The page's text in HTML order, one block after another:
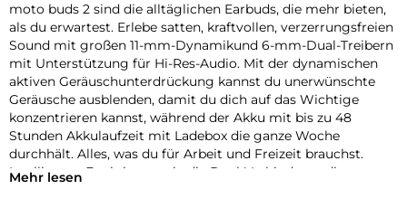
moto buds 2 sind die alltäglichen Earbuds, die mehr bieten,
als du erwartest. Erlebe satten, kraftvollen, verzerrungsfreien
Sound mit großen 11-mm-Dynamikund 6-mm-Dual-Treibern
mit Unterstützung für Hi-Res-Audio. Mit der dynamischen
aktiven Geräuschunterdrückung kannst du unerwünschte
Geräusche ausblenden, damit du dich auf das Wichtige
konzentrieren kannst, während der Akku mit bis zu 48
Stunden Akkulaufzeit mit Ladebox die ganze Woche
durchhält. Alles, was du für Arbeit und Freizeit brauchst.
Intelligente Funktionen wie die Dual-Verbindung, die
Mehr lesen